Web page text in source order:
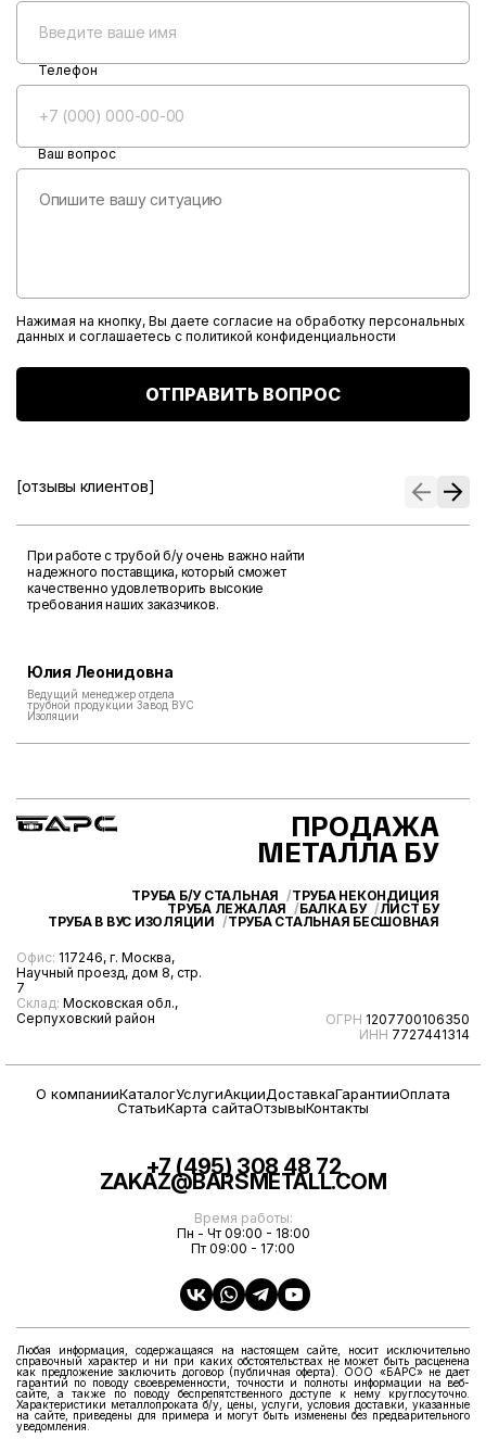
Телефон
Ваш вопрос
Нажимая на кнопку, Вы даете согласие на обработку персональных
данных и соглашаетесь с политикой конфиденциальности
ОТПРАВИТЬ ВОПРОС
[отзывы клиентов]
При работе с трубой б/у очень важно найти
надежного поставщика, который сможет
качественно удовлетворить высокие
требования наших заказчиков.
Юлия Леонидовна
Ведущий менеджер отдела
трубной продукции Завод ВУС
Изоляции
Офис: 117246, г. Москва,
Научный проезд, дом 8, стр.
7
Склад: Московская обл.,
Серпуховский район
ОГРН 1207700106350
ИНН 7727441314
ПРОДАЖА
МЕТАЛЛА БУ
ТРУБА Б/У СТАЛЬНАЯ
ТРУБА НЕКОНДИЦИЯ
ТРУБА ЛЕЖАЛАЯ
БАЛКА БУ
ЛИСТ БУ
ТРУБА В ВУС ИЗОЛЯЦИИ
ТРУБА СТАЛЬНАЯ БЕСШОВНАЯ
О компанииКаталогУслугиАкцииДоставкаГарантииОплата
СтатьиКарта сайтаОтзывыКонтакты
+7 (495) 308 48 72
ZAKAZ@BARSMETALL.COM
Время работы:
Пн - Чт 09:00 - 18:00
Пт 09:00 - 17:00
Любая информация, содержащаяся на настоящем сайте, носит исключительно
справочный характер и ни при каких обстоятельствах не может быть расценена
как предложение заключить договор (публичная оферта). ООО «БАРС» не дает
гарантий по поводу своевременности, точности и полноты информации на веб-
сайте, а также по поводу беспрепятственного доступе к нему круглосуточно.
Характеристики металлопроката б/у, цены, услуги, условия доставки, указанные
на сайте, приведены для примера и могут быть изменены без предварительного
уведомления.